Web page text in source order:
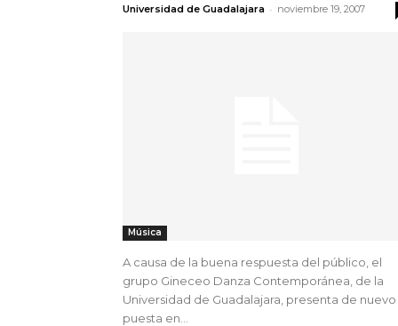
Universidad de Guadalajara - noviembre 19, 2007
Música
A causa de la buena respuesta del público, el
grupo Gineceo Danza Contemporánea, de la
Universidad de Guadalajara, presenta de nuevo
puesta en...